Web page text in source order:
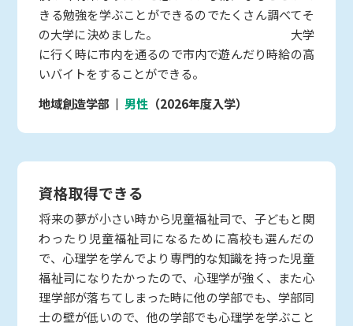
きる勉強を学ぶことができるのでたくさん調べてそ
の大学に決めました。 大学
に行く時に市内を通るので市内で遊んだり時給の高
いバイトをすることができる。
地域創造学部
男性 （2026年度入学）
資格取得できる
将来の夢が小さい時から児童福祉司で、子どもと関
わったり児童福祉司になるために高校も選んだの
で、心理学を学んでより専門的な知識を持った児童
福祉司になりたかったので、心理学が強く、また心
理学部が落ちてしまった時に他の学部でも、学部同
士の壁が低いので、他の学部でも心理学を学ぶこと